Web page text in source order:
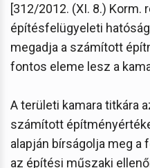
[312/2012. (XI. 8.) Korm.
építésfelügyeleti
megadja a számított
fontos eleme lesz a
A területi kamara titkára
számított
alapján bírságolja meg
az építési műszaki